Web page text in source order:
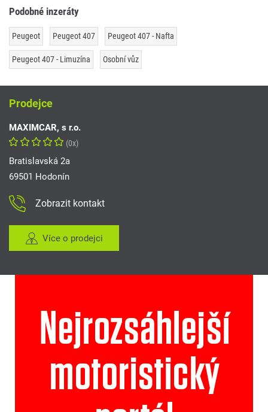
Podobné inzeráty
Peugeot Peugeot 407 Peugeot 407 - Nafta
Peugeot 407 - Limuzína Osobní vůz
Prodejce
MAXIMCAR, s r.o.
(0x)
Bratislavská 2a
69501 Hodonín
Zobrazit kontakt
Více o prodejci